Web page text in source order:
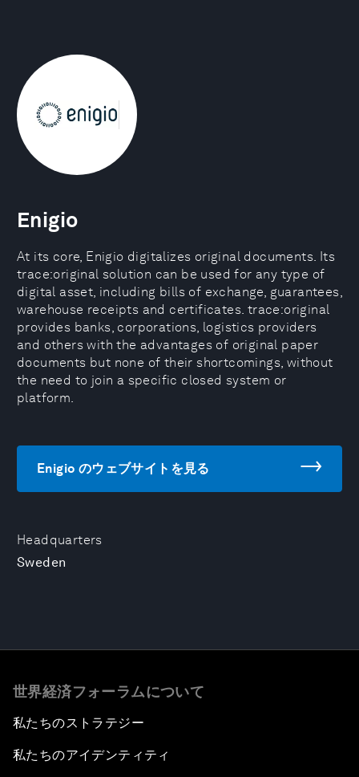
Headquarters
Sweden
Enigio
At its core, Enigio digitalizes original documents. Its
trace:original solution can be used for any type of
digital asset, including bills of exchange, guarantees,
warehouse receipts and certificates. trace:original
provides banks, corporations, logistics providers
and others with the advantages of original paper
documents but none of their shortcomings, without
the need to join a specific closed system or
platform.
Enigio のウェブサイトを見る
世界経済フォーラムについて
私たちのストラテジー
私たちのアイデンティティ